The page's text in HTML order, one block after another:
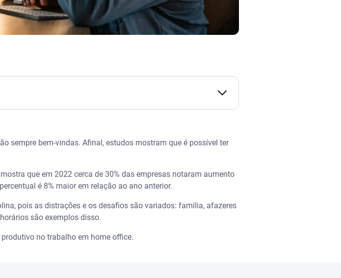
sempre bem-vindas. Afinal, estudos mostram que é possível ter
que em 2022 cerca de 30% das empresas notaram aumento
é 8% maior em relação ao ano anterior.
pois as distrações e os desafios são variados: família, afazeres
são exemplos disso.
no trabalho em home office.